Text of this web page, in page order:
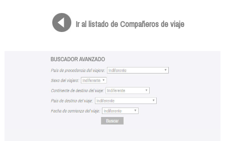
Ir al listado de Compañeros de viaje